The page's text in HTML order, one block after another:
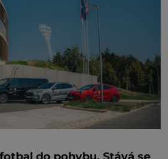
do pohybu. Stává se